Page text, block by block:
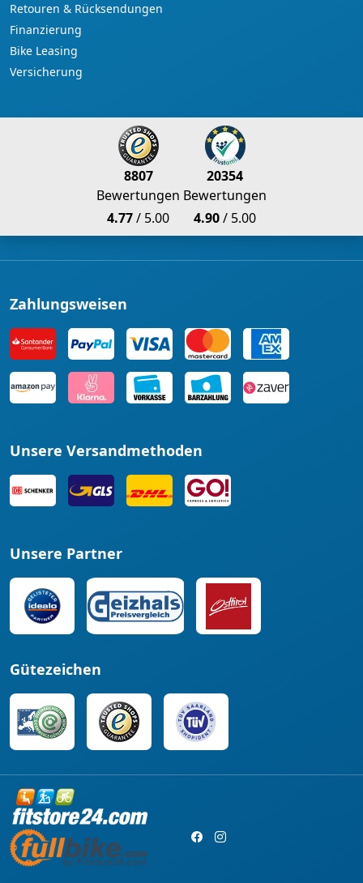
Retouren & Rücksendungen
Finanzierung
Bike Leasing
Versicherung
8807
Bewertungen
4.77/ 5.00
20354
Bewertungen
4.90/ 5.00
Zahlungsweisen
Unsere Versandmethoden
Unsere Partner
Gütezeichen